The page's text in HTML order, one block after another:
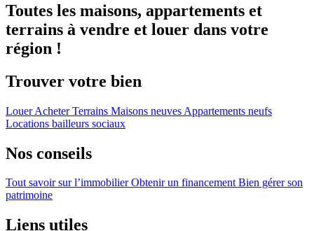
Toutes les maisons, appartements et
terrains à vendre et louer dans votre
région !
Trouver votre bien
LouerAcheterTerrains Maisons neuves Appartements neufs
Locations bailleurs sociaux
Nos conseils
Tout savoir sur l’immobilierObtenir un financementBien gérer son
patrimoine
Liens utiles